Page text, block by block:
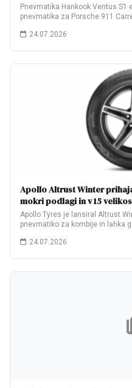
Pnevmatika Hankook Ventus
pnevmatika za Porsche 911
24.07.2026
Apollo Altrust Winter
mokri podlagi in v 15
Apollo Tyres je lansiral Altrust
pnevmatiko za kombije in lahka
24.07.2026